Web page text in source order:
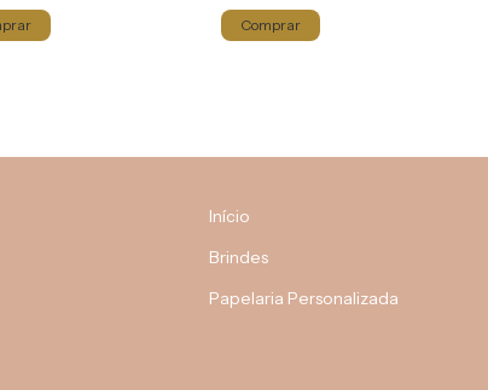
Comprar
Início
Brindes
Papelaria Personalizada